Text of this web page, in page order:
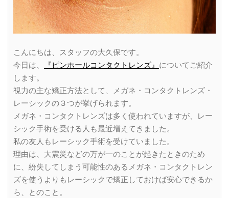
こんにちは、スタッフの大久保です。
今日は、
『ピンホールコンタクトレンズ』 についてご紹介
します。
視力の主な矯正方法として、メガネ・コンタクトレンズ・
レーシックの３つが挙げられます。
メガネ・コンタクトレンズは多く使われていますが、レー
シック手術を受ける人も最近増えてきました。
私の友人もレーシック手術を受けていました。
理由は、大震災などの万が一のことが起きたときのため
に、紛失してしまう可能性のあるメガネ・コンタクトレン
ズを使うよりもレーシックで矯正しておけば安心できるか
ら、とのこと。